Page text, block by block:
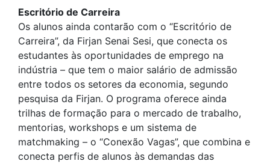
Escritório de Carreira
Os alunos ainda contarão com o “Escritório de
Carreira”, da Firjan Senai Sesi, que conecta os
estudantes às oportunidades de emprego na
indústria – que tem o maior salário de admissão
entre todos os setores da economia, segundo
pesquisa da Firjan. O programa oferece ainda
trilhas de formação para o mercado de trabalho,
mentorias, workshops e um sistema de
matchmaking – o “Conexão Vagas”, que combina e
conecta perfis de alunos às demandas das